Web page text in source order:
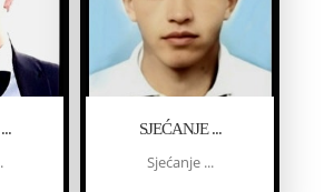
SJEĆANJE ...
Sjećanje ...